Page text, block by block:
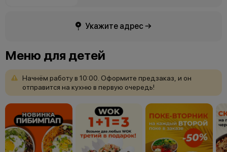
Укажите адрес →
Меню для детей
Начнём работу в 10:00. Оформите предзаказ, и он
отправится на кухню в первую очередь!